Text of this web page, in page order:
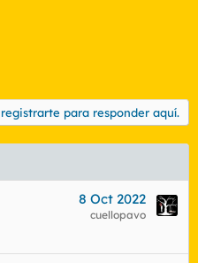
para responder aquí.
8 Oct 2022
cuellopavo